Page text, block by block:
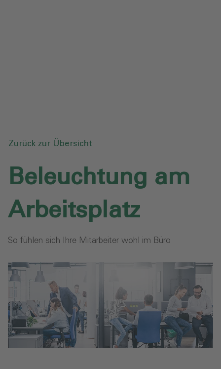
Zurück zur Übersicht
Beleuchtung am
Arbeitsplatz
So fühlen sich Ihre Mitarbeiter wohl im Büro